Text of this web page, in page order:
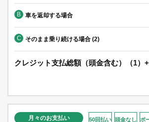
B 車を返却する場合
C そのまま乗り続ける場合 (2)
クレジット支払総額（頭金含む）（1）+
月々のお支払い 50回払い 頭金なし ボ